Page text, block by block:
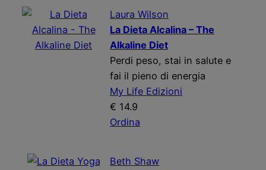
Laura Wilson
La Dieta Alcalina – The
Alkaline Diet
Perdi peso, stai in salute e
fai il pieno di energia
My Life Edizioni
€ 14.9
Ordina
Beth Shaw